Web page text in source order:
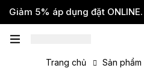
Giảm 5% áp dụng đặt
Trang chủ Sản phẩm